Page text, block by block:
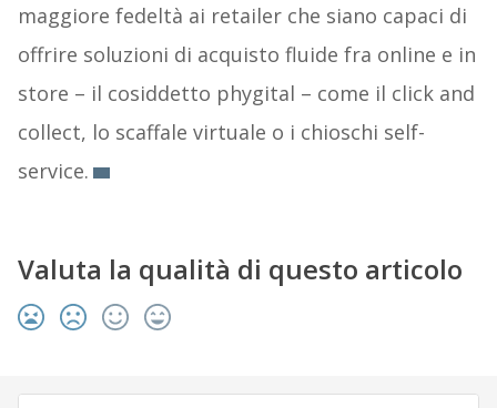
maggiore fedeltà ai retailer che siano capaci di
offrire soluzioni di acquisto fluide fra online e in
store – il cosiddetto phygital – come il click and
collect, lo scaffale virtuale o i chioschi self-
service.
Valuta la qualità di questo articolo